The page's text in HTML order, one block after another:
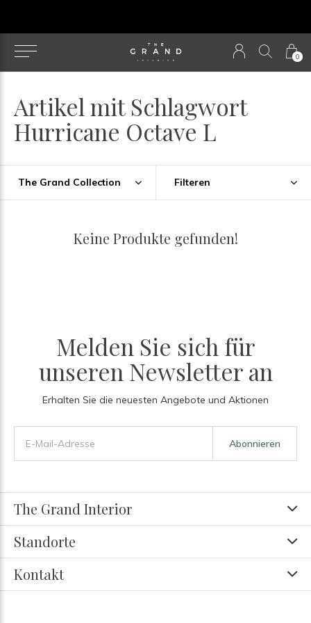
0
Artikel mit Schlagwort
Hurricane Octave L
The Grand Collection Filteren
Keine Produkte gefunden!
Melden Sie sich für
unseren Newsletter an
Erhalten Sie die neuesten Angebote und Aktionen
Abonnieren
The Grand Interior
Standorte
Kontakt